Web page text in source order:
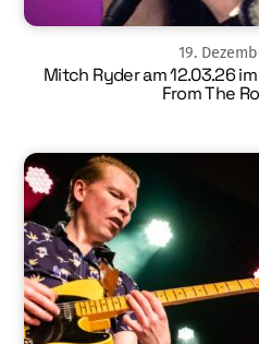
19.
Mitch Ryder am 12.03.26 im
From The